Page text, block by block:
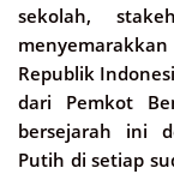
sekolah,
Republik
dari Pemkot
bersejarah ini
Putih di setiap